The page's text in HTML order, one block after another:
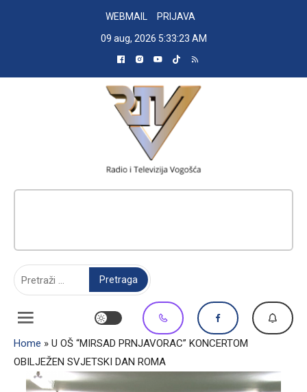
WEBMAIL
PRIJAVA
09 aug, 2026 5:33:24 AM
Home » U OŠ “MIRSAD PRNJAVORAC” KONCERTOM
OBILJEŽEN SVJETSKI DAN ROMA